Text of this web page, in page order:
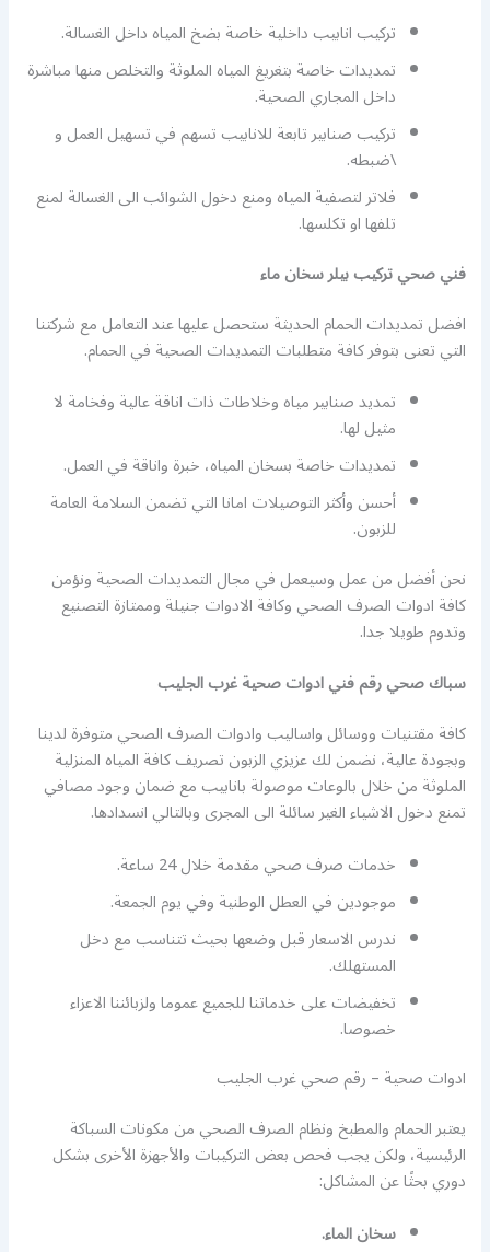
تركيب انابيب داخلية خاصة بضخ المياه داخل الغسالة.
تمديدات خاصة بتغريغ المياه الملوثة والتخلص منها مباشرة
داخل المجاري الصحية.
تركيب صنابير تابعة للانابيب تسهم في تسهيل العمل و
\ضبطه.
فلاتر لتصفية المياه ومنع دخول الشوائب الى الغسالة لمنع
تلفها او تكلسها.
فني صحي تركيب بيلر سخان ماء
افضل تمديدات الحمام الحديثة ستحصل عليها عند التعامل مع شركتنا
التي تعنى بتوفر كافة متطلبات التمديدات الصحية في الحمام.
تمديد صنابير مياه وخلاطات ذات اناقة عالية وفخامة لا
مثيل لها.
تمديدات خاصة بسخان المياه، خبرة واناقة في العمل.
أحسن وأكثر التوصيلات امانا التي تضمن السلامة العامة
للزبون.
نحن أفضل من عمل وسيعمل في مجال التمديدات الصحية ونؤمن
كافة ادوات الصرف الصحي وكافة الادوات جنيلة وممتازة التصنيع
وتدوم طويلا جدا.
سباك صحي رقم فني ادوات صحية غرب الجليب
كافة مقتنيات ووسائل واساليب وادوات الصرف الصحي متوفرة لدينا
وبجودة عالية، نضمن لك عزيزي الزبون تصريف كافة المياه المنزلية
الملوثة من خلال بالوعات موصولة بانابيب مع ضمان وجود مصافي
تمنع دخول الاشياء الغير سائلة الى المجرى وبالتالي انسدادها.
خدمات صرف صحي مقدمة خلال 24 ساعة.
موجودين في العطل الوطنية وفي يوم الجمعة.
ندرس الاسعار قبل وضعها بحيث تتناسب مع دخل
المستهلك.
تخفيضات على خدماتنا للجميع عموما ولزبائننا الاعزاء
خصوصا.
ادوات صحية – رقم صحي غرب الجليب
يعتبر الحمام والمطبخ ونظام الصرف الصحي من مكونات السباكة
الرئيسية، ولكن يجب فحص بعض التركيبات والأجهزة الأخرى بشكل
دوري بحثًا عن المشاكل:
سخان الماء.